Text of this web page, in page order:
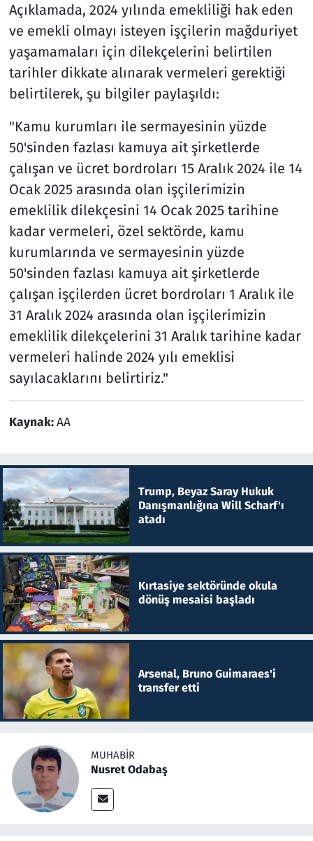
Açıklamada, 2024 yılında emekliliği hak eden
ve emekli olmayı isteyen işçilerin mağduriyet
yaşamamaları için dilekçelerini belirtilen
tarihler dikkate alınarak vermeleri gerektiği
belirtilerek, şu bilgiler paylaşıldı:
"Kamu kurumları ile sermayesinin yüzde
50'sinden fazlası kamuya ait şirketlerde
çalışan ve ücret bordroları 15 Aralık 2024 ile 14
Ocak 2025 arasında olan işçilerimizin
emeklilik dilekçesini 14 Ocak 2025 tarihine
kadar vermeleri, özel sektörde, kamu
kurumlarında ve sermayesinin yüzde
50'sinden fazlası kamuya ait şirketlerde
çalışan işçilerden ücret bordroları 1 Aralık ile
31 Aralık 2024 arasında olan işçilerimizin
emeklilik dilekçelerini 31 Aralık tarihine kadar
vermeleri halinde 2024 yılı emeklisi
sayılacaklarını belirtiriz."
Kaynak:AA
Trump, Beyaz Saray Hukuk
Danışmanlığına Will Scharf'ı
atadı
Kırtasiye sektöründe okula
dönüş mesaisi başladı
Arsenal, Bruno Guimaraes'i
transfer etti
MUHABIR
Nusret Odabaş